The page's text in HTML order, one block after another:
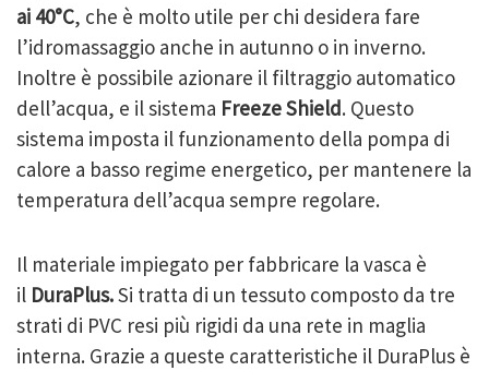
ai 40°C, che è molto utile per chi desidera fare
l’idromassaggio anche in autunno o in inverno.
Inoltre è possibile azionare il filtraggio automatico
dell’acqua, e il sistema Freeze Shield. Questo
sistema imposta il funzionamento della pompa di
calore a basso regime energetico, per mantenere la
temperatura dell’acqua sempre regolare.
Il materiale impiegato per fabbricare la vasca è
il DuraPlus.Si tratta di un tessuto composto da tre
strati di PVC resi più rigidi da una rete in maglia
interna. Grazie a queste caratteristiche il DuraPlus è